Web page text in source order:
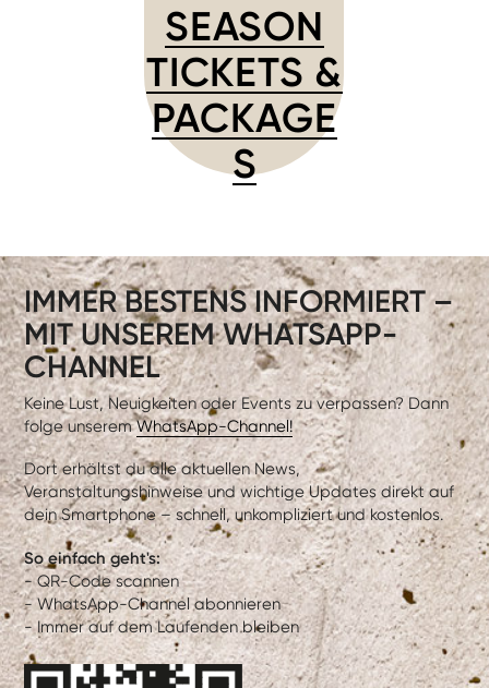
SEASON
TICKETS &
PACKAGE
S
IMMER BESTENS INFORMIERT –
MIT UNSEREM WHATSAPP-
CHANNEL
Keine Lust, Neuigkeiten oder Events zu verpassen? Dann
folge unseremWhatsApp-Channel!
Dort erhältst du alle aktuellen News,
Veranstaltungshinweise und wichtige Updates direkt auf
dein Smartphone – schnell, unkompliziert und kostenlos.
So einfach geht's:
- QR-Code scannen
- WhatsApp-Channel abonnieren
- Immer auf dem Laufenden bleiben